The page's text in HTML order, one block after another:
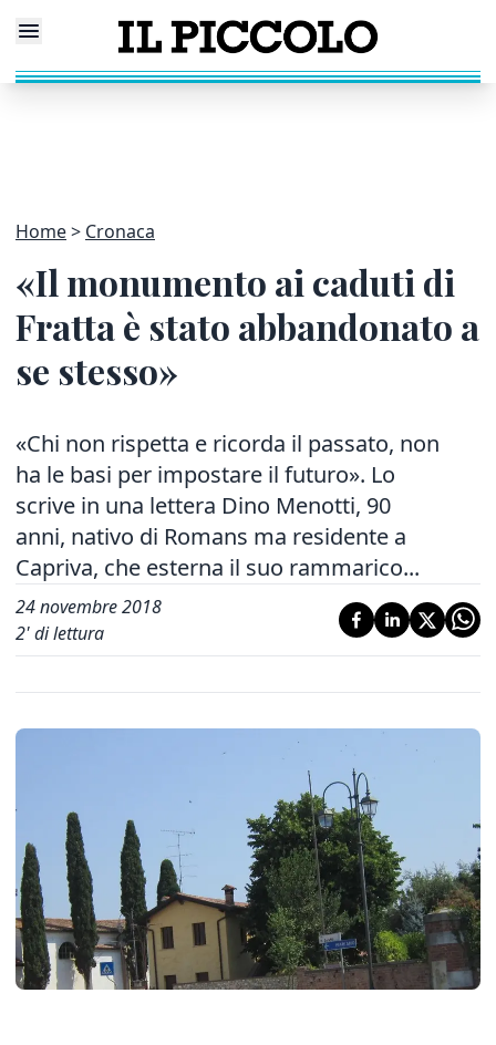
Home Cronaca
«Il monumento ai caduti di
Fratta è stato abbandonato a
se stesso»
«Chi non rispetta e ricorda il passato, non
ha le basi per impostare il futuro». Lo
scrive in una lettera Dino Menotti, 90
anni, nativo di Romans ma residente a
Capriva, che esterna il suo rammarico...
24 novembre 2018
2' di lettura